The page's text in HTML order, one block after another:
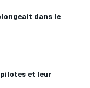
dans le
pilotes et leur